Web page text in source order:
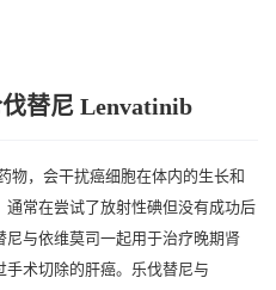
替尼 Lenvatinib
物，会干扰癌细胞在体内的生长和
常在尝试了放射性碘但没有成功后
与依维莫司一起用于治疗晚期肾
术切除的肝癌。乐伐替尼与